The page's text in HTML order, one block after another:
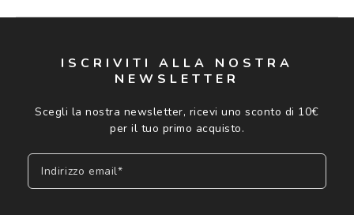
ISCRIVITI ALLA NOSTRA
NEWSLETTER
Scegli la nostra newsletter, ricevi uno sconto di 10€
per il tuo primo acquisto.
Indirizzo email*